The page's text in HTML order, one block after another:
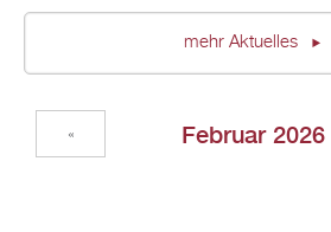
mehr Aktuelles
Februar 2026
«